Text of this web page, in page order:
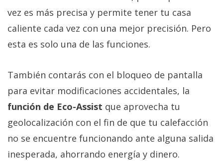
vez es más precisa y permite tener tu casa
caliente cada vez con una mejor precisión. Pero
esta es solo una de las funciones.
También contarás con el bloqueo de pantalla
para evitar modificaciones accidentales, la
función de Eco-Assist que aprovecha tu
geolocalización con el fin de que tu calefacción
no se encuentre funcionando ante alguna salida
inesperada, ahorrando energía y dinero.